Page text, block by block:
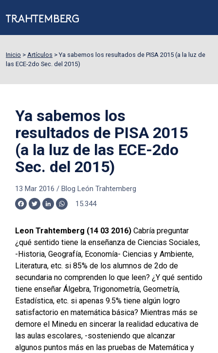
Inicio > Artículos > Ya sabemos los resultados de PISA 2015 (a la luz de
las ECE-2do Sec. del 2015)
Ya sabemos los
resultados de PISA 2015
(a la luz de las ECE-2do
Sec. del 2015)
13 Mar 2016 / Blog León Trahtemberg
Facebook
TwitterLinkedInWhatsApp
15.344
Leon Trahtemberg (14 03 2016) Cabría preguntar
¿qué sentido tiene la enseñanza de Ciencias Sociales,
-Historia, Geografía, Economía- Ciencias y Ambiente,
Literatura, etc. si 85% de los alumnos de 2do de
secundaria no comprenden lo que leen? ¿Y qué sentido
tiene enseñar Álgebra, Trigonometría, Geometría,
Estadística, etc. si apenas 9.5% tiene algún logro
satisfactorio en matemática básica? Mientras más se
demore el Minedu en sincerar la realidad educativa de
las aulas escolares, -sosteniendo que alcanzar
algunos puntos más en las pruebas de Matemática y